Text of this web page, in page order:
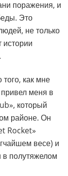
поражения, и
Это
не только
истории
того, как мне
меня в
который
районе. Он
Rocket»
весе) и
полутяжелом